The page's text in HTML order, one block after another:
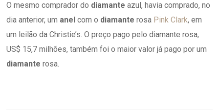
O mesmo comprador do diamante azul, havia comprado, no
dia anterior, um anel com o diamante rosa Pink Clark, em
um leilão da Christie’s. O preço pago pelo diamante rosa,
US$ 15,7 milhões, também foi o maior valor já pago por um
diamante rosa.